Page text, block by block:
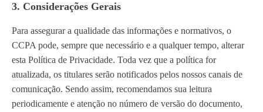
3. Considerações Gerais
Para assegurar a qualidade das informações e normativos, o
CCPA pode, sempre que necessário e a qualquer tempo, alterar
esta Política de Privacidade. Toda vez que a política for
atualizada, os titulares serão notificados pelos nossos canais de
comunicação. Sendo assim, recomendamos sua leitura
periodicamente e atenção no número de versão do documento,